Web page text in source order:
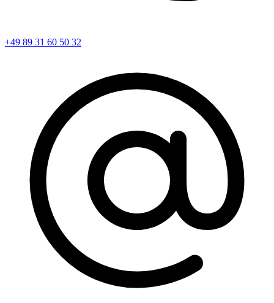
+49 89 31 60 50 32